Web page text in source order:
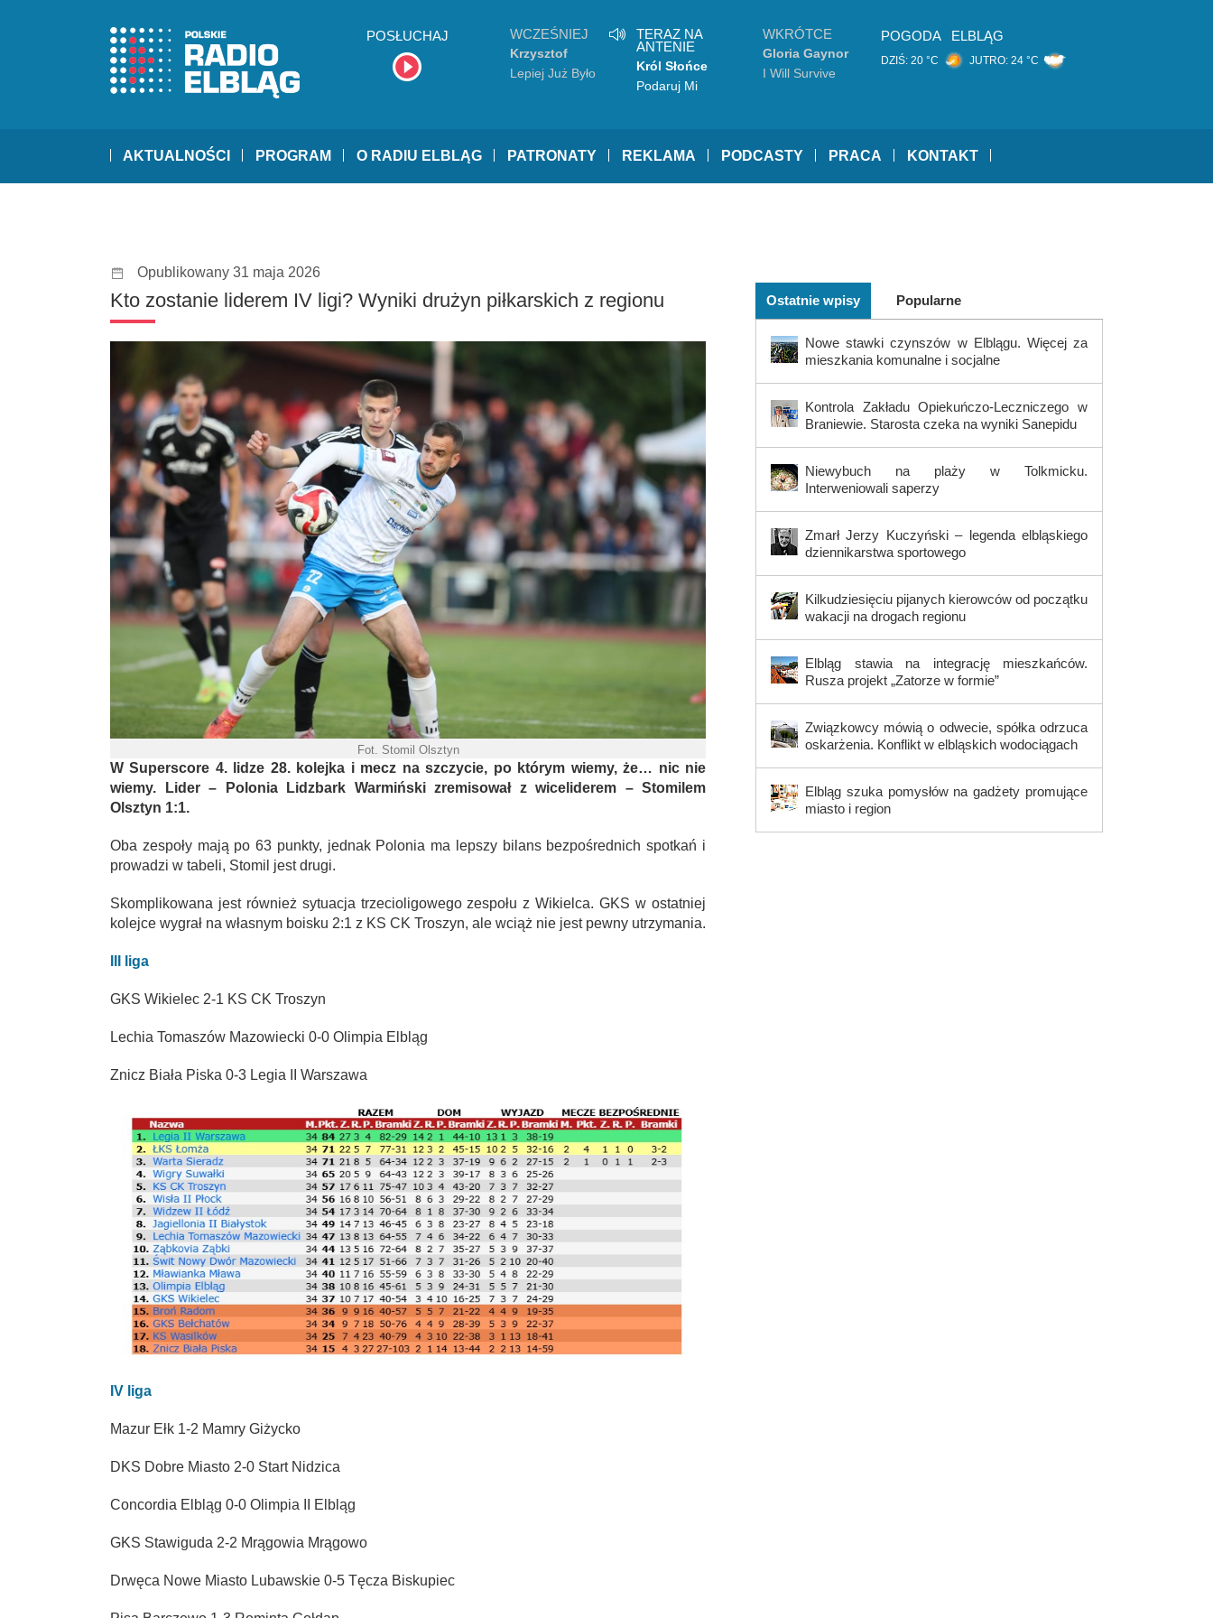
POSŁUCHAJ WCZEŚNIEJ
Krzysztof
Zalewski
Lepiej Już Było
TERAZ NA
ANTENIE
Król Słońce
Podaruj Mi
WKRÓTCE
Gloria Gaynor
I Will Survive
POGODA ELBLĄG
DZIŚ: 20 °C JUTRO: 24 °C
AKTUALNOŚCI PROGRAM O RADIU ELBLĄG PATRONATY REKLAMA PODCASTY PRACA KONTAKT
Opublikowany 31 maja 2026
Kto zostanie liderem IV ligi? Wyniki drużyn piłkarskich z regionu
Fot. Stomil Olsztyn
W Superscore 4. lidze 28. kolejka i mecz na szczycie, po którym wiemy, że… nic nie
wiemy. Lider – Polonia Lidzbark Warmiński zremisował z wiceliderem – Stomilem
Olsztyn 1:1.
Oba zespoły mają po 63 punkty, jednak Polonia ma lepszy bilans bezpośrednich spotkań i
prowadzi w tabeli, Stomil jest drugi.
Skomplikowana jest również sytuacja trzecioligowego zespołu z Wikielca. GKS w ostatniej
kolejce wygrał na własnym boisku 2:1 z KS CK Troszyn, ale wciąż nie jest pewny utrzymania.
III liga
GKS Wikielec 2-1 KS CK Troszyn
Lechia Tomaszów Mazowiecki 0-0 Olimpia Elbląg
Znicz Biała Piska 0-3 Legia II Warszawa
IV liga
Mazur Ełk 1-2 Mamry Giżycko
DKS Dobre Miasto 2-0 Start Nidzica
Concordia Elbląg 0-0 Olimpia II Elbląg
GKS Stawiguda 2-2 Mrągowia Mrągowo
Drwęca Nowe Miasto Lubawskie 0-5 Tęcza Biskupiec
Ostatnie wpisy Popularne
Nowe stawki czynszów w Elblągu. Więcej za
mieszkania komunalne i socjalne
Kontrola Zakładu Opiekuńczo-Leczniczego w
Braniewie. Starosta czeka na wyniki Sanepidu
Niewybuch na plaży w Tolkmicku.
Interweniowali saperzy
Zmarł Jerzy Kuczyński – legenda elbląskiego
dziennikarstwa sportowego
Kilkudziesięciu pijanych kierowców od początku
wakacji na drogach regionu
Elbląg stawia na integrację mieszkańców.
Rusza projekt „Zatorze w formie”
Związkowcy mówią o odwecie, spółka odrzuca
oskarżenia. Konflikt w elbląskich wodociągach
Elbląg szuka pomysłów na gadżety promujące
miasto i region